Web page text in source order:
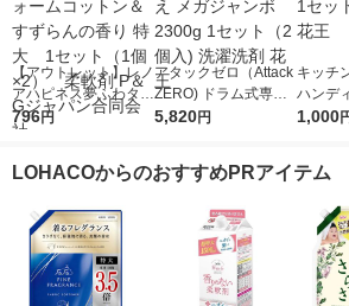
【アウトレット】レノ
アハピネス夢ふわタッ
チウォームコットン＆
2） 柔軟剤 P＆Gジ
796円
アタックゼロ（Attack
ZERO) ドラム式専用
詰め替え メガジャン
5,820円
キッチ
ハンデ
替用
1,000
LOHACOからのおすすめPRアイテム